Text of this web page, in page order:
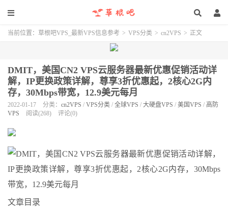
当前位置： 草根吧VPS_最新VPS信息参考 > VPS分类 > cn2VPS > 正文
DMIT，美国CN2 VPS云服务器最新优惠促销活动详
解，IP更换政策详解，尊享3折优惠起，2核心2G内
存，30Mbps带宽，12.9美元每月
2022-01-17 分类： cn2VPS / VPS分类 / 全球VPS / 大硬盘VPS / 美国VPS / 高防
VPS
阅读(268) 评论(0)
文章目录